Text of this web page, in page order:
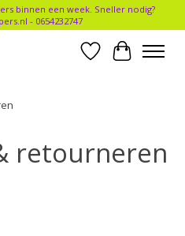
binnen een week. Sneller nodig?
- 0654232747
Verlanglijst
retourneren